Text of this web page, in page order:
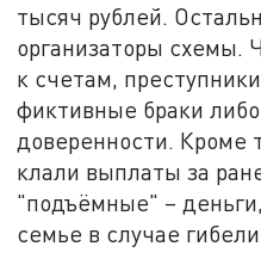
тысяч рублей.
организаторы схемы.
к счетам,
фиктивные браки
доверенности. Кроме
клали выплаты за
"подъёмные" –
семье в случае